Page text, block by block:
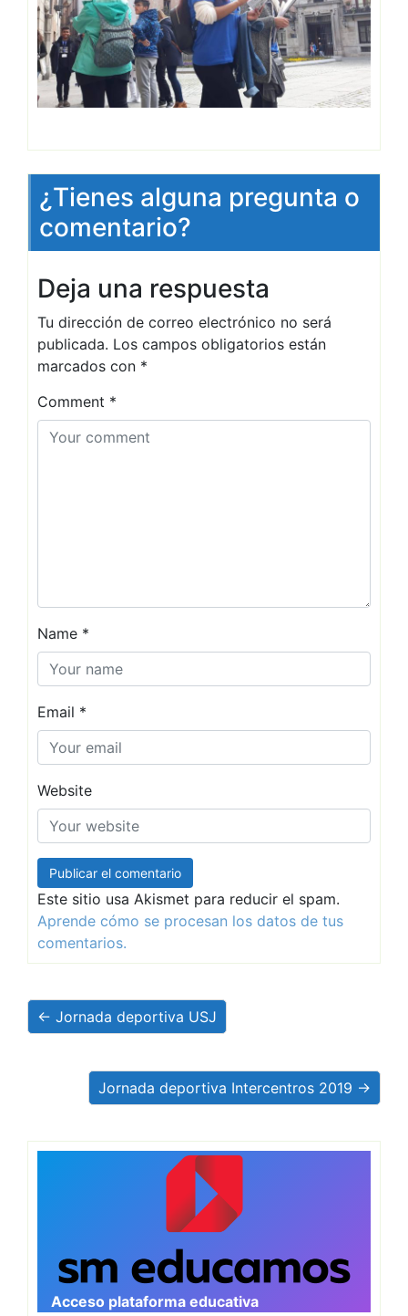
¿Tienes alguna pregunta o
comentario?
Deja una respuesta
Tu dirección de correo electrónico no será
publicada. Los campos obligatorios están
marcados con *
Comment *
Name *
Email *
Website
Este sitio usa Akismet para reducir el spam.
Aprende cómo se procesan los datos de tus
comentarios.
← Jornada deportiva USJ
Jornada deportiva Intercentros 2019 →
Acceso plataforma educativa